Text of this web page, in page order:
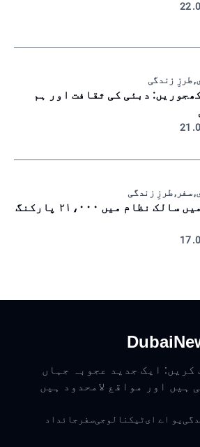
طرزِ زندگی
دبئی کی ثقافت اور ہم
سفر, طرزِ زندگی
دبئی میں سالک نظام میں ۲۱،۰۰۰ پارکنگ
کریں: ایک جدید عجوبہ جہاں
ہیں اور مواقع لامحدود ہیں
یو اے ایٹیکنالوجیسفر جائداد